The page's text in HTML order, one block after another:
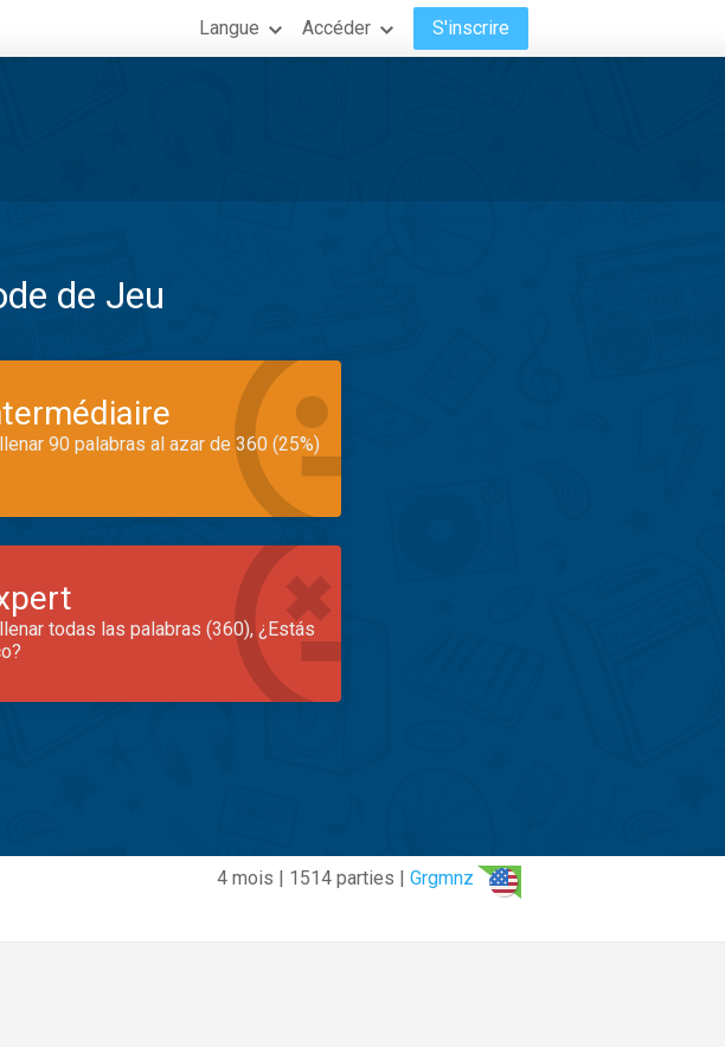
Langue Accéder S'inscrire
de Jeu
90 palabras al azar de 360 (25%)
todas las palabras (360), ¿Estás
4 mois | 1514 parties | Grgmnz